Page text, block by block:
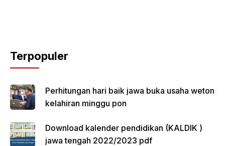
Terpopuler
Perhitungan hari baik jawa buka usaha weton
kelahiran minggu pon
Download kalender pendidikan (KALDIK )
jawa tengah 2022/2023 pdf